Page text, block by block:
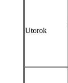
Utorok